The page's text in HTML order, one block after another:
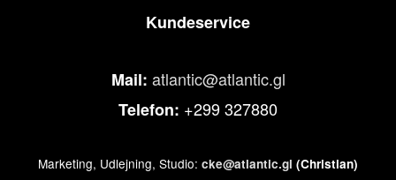
Kundeservice
Mail: atlantic@atlantic.gl
Telefon: +299 327880
Marketing, Udlejning, Studio: cke@atlantic.gl (Christian)